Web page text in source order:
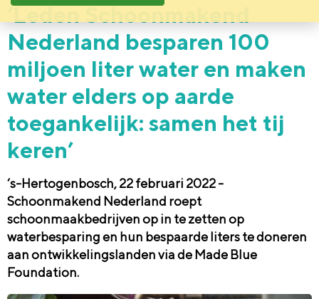
‘Leden Schoonmakend
Nederland besparen 100
miljoen liter water en maken
water elders op aarde
toegankelijk: samen het tij
keren’
‘s-Hertogenbosch, 22 februari 2022 -
Schoonmakend Nederland roept
schoonmaakbedrijven op in te zetten op
waterbesparing en hun bespaarde liters te doneren
aan ontwikkelingslanden via de Made Blue
Foundation.